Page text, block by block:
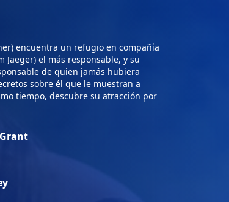
encuentra un refugio en compañía
Jaeger) el más responsable, y su
de quien jamás hubiera
sobre él que le muestran a
tiempo, descubre su atracción por